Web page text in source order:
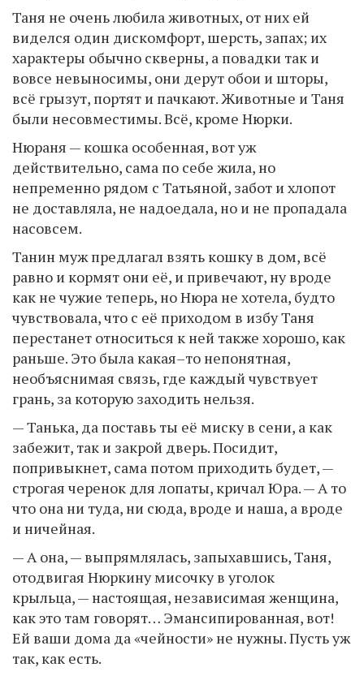
Таня не очень любила животных, от них ей
виделся один дискомфорт, шерсть, запах; их
характеры обычно скверны, а повадки так и
вовсе невыносимы, они дерут обои и шторы,
всё грызут, портят и пачкают. Животные и Таня
были несовместимы. Всё, кроме Нюрки.
Нюраня — кошка особенная, вот уж
действительно, сама по себе жила, но
непременно рядом с Татьяной, забот и хлопот
не доставляла, не надоедала, но и не пропадала
насовсем.
Танин муж предлагал взять кошку в дом, всё
равно и кормят они её, и привечают, ну вроде
как не чужие теперь, но Нюра не хотела, будто
чувствовала, что с её приходом в избу Таня
перестанет относиться к ней также хорошо, как
раньше. Это была какая–то непонятная,
необъяснимая связь, где каждый чувствует
грань, за которую заходить нельзя.
— Танька, да поставь ты её миску в сени, а как
забежит, так и закрой дверь. Посидит,
попривыкнет, сама потом приходить будет, —
строгая черенок для лопаты, кричал Юра. — А то
что она ни туда, ни сюда, вроде и наша, а вроде
и ничейная.
— А она, — выпрямлялась, запыхавшись, Таня,
отодвигая Нюркину мисочку в уголок
крыльца, — настоящая, независимая женщина,
как это там говорят… Эмансипированная, вот!
Ей ваши дома да «чейности» не нужны. Пусть уж
так, как есть.